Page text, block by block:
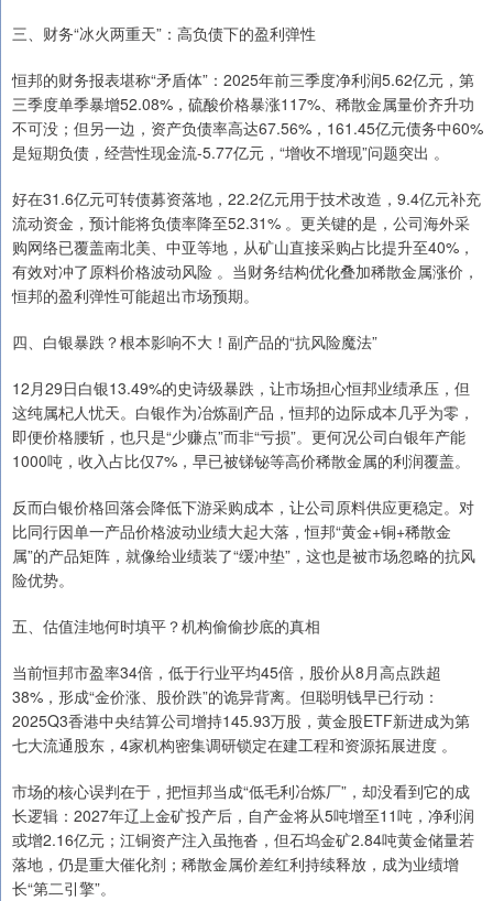
三、财务“冰火两重天”：高负债下的盈利弹性
恒邦的财务报表堪称“矛盾体”：2025年前三季度净利润5.62亿元，第
三季度单季暴增52.08%，硫酸价格暴涨117%、稀散金属量价齐升功
不可没；但另一边，资产负债率高达67.56%，161.45亿元债务中60%
是短期负债，经营性现金流-5.77亿元，“增收不增现”问题突出 。
好在31.6亿元可转债募资落地，22.2亿元用于技术改造，9.4亿元补充
流动资金，预计能将负债率降至52.31% 。更关键的是，公司海外采
购网络已覆盖南北美、中亚等地，从矿山直接采购占比提升至40%，
有效对冲了原料价格波动风险 。当财务结构优化叠加稀散金属涨价，
恒邦的盈利弹性可能超出市场预期。
四、白银暴跌？根本影响不大！副产品的“抗风险魔法”
12月29日白银13.49%的史诗级暴跌，让市场担心恒邦业绩承压，但
这纯属杞人忧天。白银作为冶炼副产品，恒邦的边际成本几乎为零，
即便价格腰斩，也只是“少赚点”而非“亏损”。更何况公司白银年产能
1000吨，收入占比仅7%，早已被锑铋等高价稀散金属的利润覆盖。
反而白银价格回落会降低下游采购成本，让公司原料供应更稳定。对
比同行因单一产品价格波动业绩大起大落，恒邦“黄金+铜+稀散金
属”的产品矩阵，就像给业绩装了“缓冲垫”，这也是被市场忽略的抗风
险优势。
五、估值洼地何时填平？机构偷偷抄底的真相
当前恒邦市盈率34倍，低于行业平均45倍，股价从8月高点跌超
38%，形成“金价涨、股价跌”的诡异背离。但聪明钱早已行动：
2025Q3香港中央结算公司增持145.93万股，黄金股ETF新进成为第
七大流通股东，4家机构密集调研锁定在建工程和资源拓展进度 。
市场的核心误判在于，把恒邦当成“低毛利冶炼厂”，却没看到它的成
长逻辑：2027年辽上金矿投产后，自产金将从5吨增至11吨，净利润
或增2.16亿元；江铜资产注入虽拖沓，但石坞金矿2.84吨黄金储量若
落地，仍是重大催化剂；稀散金属价差红利持续释放，成为业绩增
长“第二引擎”。